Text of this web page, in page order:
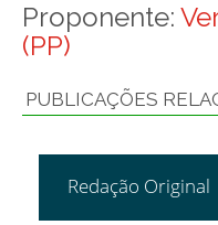
Proponente:
(PP)
PUBLICAÇÕES
Redação Original